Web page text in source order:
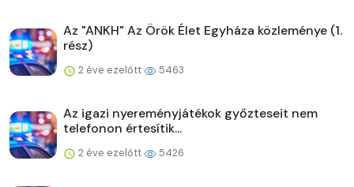
Az "ANKH" Az Örök Élet Egyháza közleménye (1.
rész)
2 éve ezelőtt 5463
Az igazi nyereményjátékok győzteseit nem
telefonon értesítik...
2 éve ezelőtt 5426